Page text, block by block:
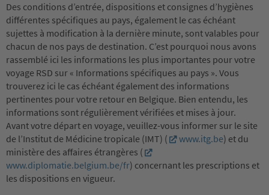
Des conditions d’entrée, dispositions et consignes d’hygiènes
différentes spécifiques au pays, également le cas échéant
sujettes à modification à la dernière minute, sont valables pour
chacun de nos pays de destination. C’est pourquoi nous avons
rassemblé ici les informations les plus importantes pour votre
voyage RSD sur « Informations spécifiques au pays ». Vous
trouverez ici le cas échéant également des informations
pertinentes pour votre retour en Belgique. Bien entendu, les
informations sont régulièrement vérifiées et mises à jour.
Avant votre départ en voyage, veuillez-vous informer sur le site
de l’Institut de Médicine tropicale (IMT) (
www.itg.be) et du
ministère des affaires étrangères (
www.diplomatie.belgium.be/fr) concernant les prescriptions et
les dispositions en vigueur.